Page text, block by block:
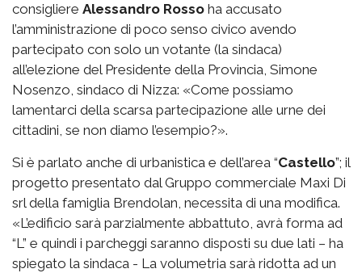
consigliere Alessandro Rosso ha accusato
l’amministrazione di poco senso civico avendo
partecipato con solo un votante (la sindaca)
all’elezione del Presidente della Provincia, Simone
Nosenzo, sindaco di Nizza: «Come possiamo
lamentarci della scarsa partecipazione alle urne dei
cittadini, se non diamo l’esempio?».
Si è parlato anche di urbanistica e dell’area “Castello”; il
progetto presentato dal Gruppo commerciale Maxi Di
srl della famiglia Brendolan, necessita di una modifica.
«L’edificio sarà parzialmente abbattuto, avrà forma ad
“L” e quindi i parcheggi saranno disposti su due lati – ha
spiegato la sindaca - La volumetria sarà ridotta ad un